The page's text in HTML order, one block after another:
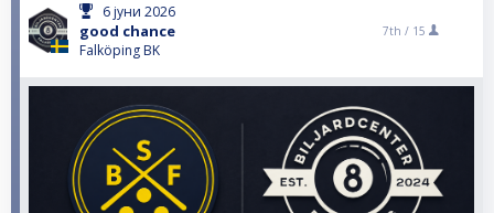
6 јуни 2026
good chance
Falköping BK
7th / 15